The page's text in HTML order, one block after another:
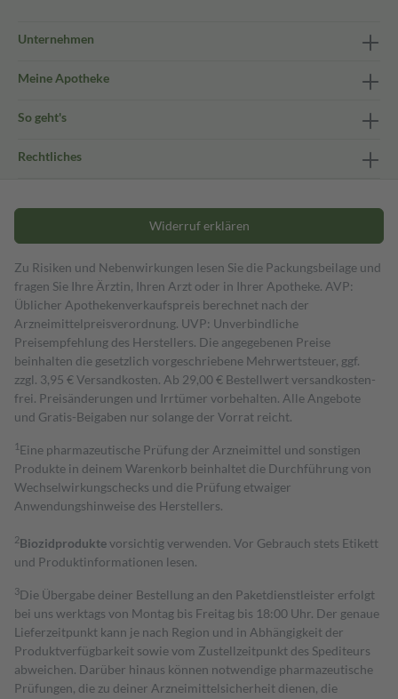
Unternehmen
Meine Apotheke
So geht's
Rechtliches
Widerruf erklären
Zu Risiken und Nebenwirkungen lesen Sie die Packungsbeilage und
fragen Sie Ihre Ärztin, Ihren Arzt oder in Ihrer Apotheke. AVP:
Üblicher Apothekenverkaufspreis berechnet nach der
Arzneimittelpreisverordnung. UVP: Unverbindliche
Preisempfehlung des Herstellers. Die angegebenen Preise
beinhalten die gesetzlich vorgeschriebene Mehrwertsteuer, ggf.
zzgl. 3,95 € Versandkosten. Ab 29,00 € Bestell­wert versand­kosten­
frei. Preisänderungen und Irrtümer vorbehalten. Alle Angebote
und Gratis-Beigaben nur solange der Vorrat reicht.
1 Eine pharmazeutische Prüfung der Arzneimittel und sonstigen
Produkte in deinem Warenkorb beinhaltet die Durchführung von
Wechselwirkungschecks und die Prüfung etwaiger
Anwendungshinweise des Herstellers.
2Biozidproduktevorsichtig verwenden. Vor Gebrauch stets Etikett
und Produktinformationen lesen.
3Die Übergabe deiner Bestellung an den Paketdienstleister erfolgt
bei uns werktags von Montag bis Freitag bis 18:00 Uhr. Der genaue
Lieferzeitpunkt kann je nach Region und in Abhängigkeit der
Produktverfügbarkeit sowie vom Zustellzeitpunkt des Spediteurs
abweichen. Darüber hinaus können notwendige pharmazeutische
Prüfungen, die zu deiner Arzneimittelsicherheit dienen, die